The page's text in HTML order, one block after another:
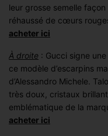
leur grosse semelle
réhaussé de cœurs
acheter ici
À droite : Gucci signe
ce modèle d’escarpins
d’Alessandro Michele.
très doux, cristaux
emblématique de la
acheter ici